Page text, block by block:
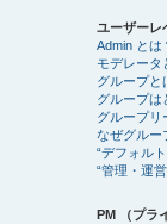
ユーザーレ
Admin とは
モデレータ
グループと
グループは
グループリ
なぜグルー
“デフォル
“管理・運
PM （プラ